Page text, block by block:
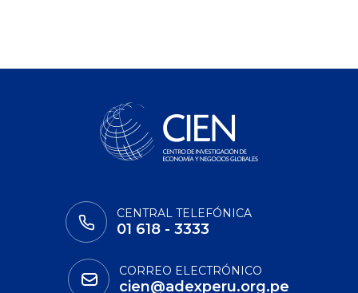
CENTRAL TELEFÓNICA
01 618 - 3333
CORREO ELECTRÓNICO
cien@adexperu.org.pe